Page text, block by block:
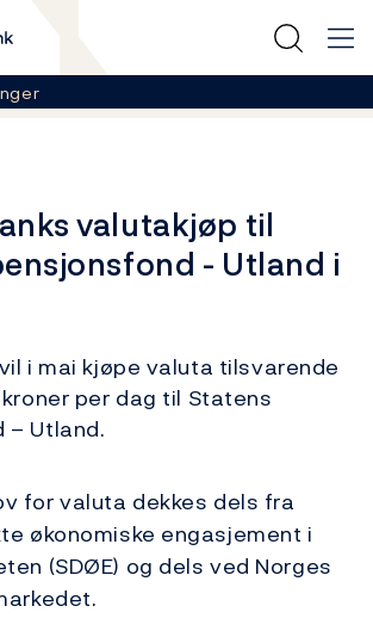
valutakjøp til
- Utland i
i mai kjøpe valuta tilsvarende
per dag til Statens
– Utland.
for valuta dekkes dels fra
økonomiske engasjement i
(SDØE) og dels ved Norges